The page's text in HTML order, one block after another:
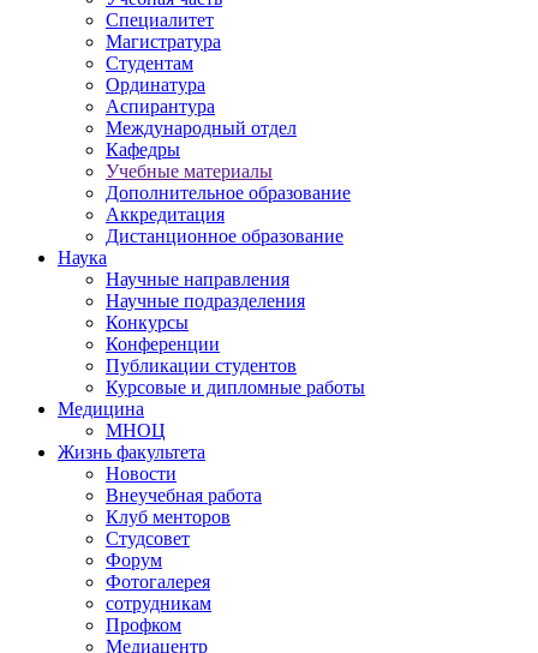
Специалитет
Магистратура
Студентам
Ординатура
Аспирантура
Международный отдел
Кафедры
Учебные материалы
Дополнительное образование
Аккредитация
Дистанционное образование
Наука
Научные направления
Научные подразделения
Конкурсы
Конференции
Публикации студентов
Курсовые и дипломные работы
Медицина
МНОЦ
Жизнь факультета
Новости
Внеучебная работа
Клуб менторов
Студсовет
Форум
Фотогалерея
сотрудникам
Профком
Медиацентр